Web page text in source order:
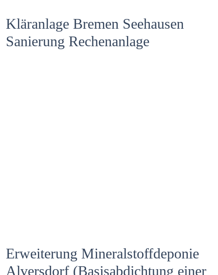
Kläranlage Bremen Seehausen
Sanierung Rechenanlage
Erweiterung Mineralstoffdeponie
Alversdorf (Basisabdichtung einer